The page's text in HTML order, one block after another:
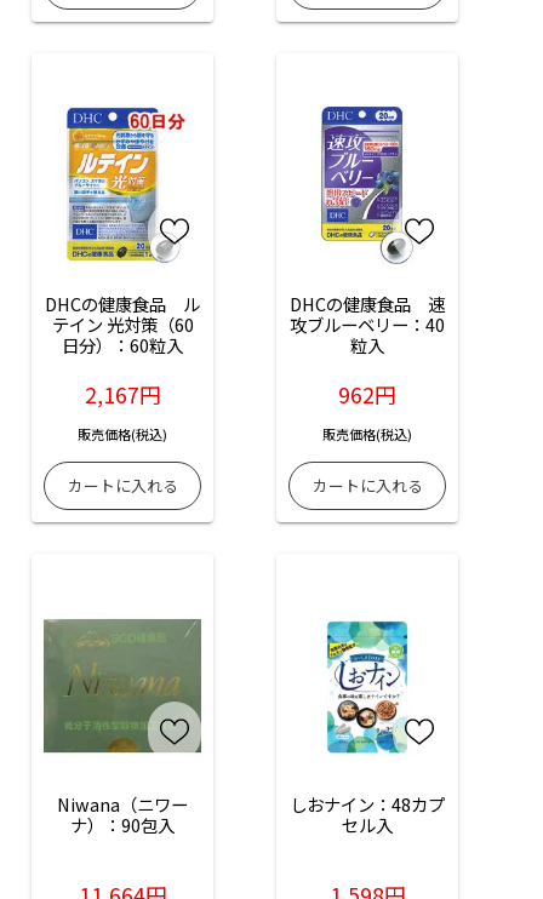
DHCの健康食品　ル
テイン 光対策（60
日分）：60粒入
2,167円
販売価格(税込)
DHCの健康食品　速
攻ブルーベリー：40
粒入
962円
販売価格(税込)
Niwana（ニワー
ナ）：90包入
しおナイン：48カプ
セル入